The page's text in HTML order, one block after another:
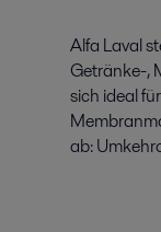
Alfa Laval
Getränke-,
sich ideal
ab: